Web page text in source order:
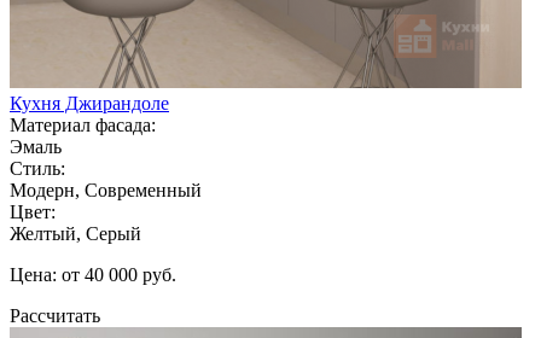
Кухня Джирандоле
Материал фасада:
Эмаль
Стиль:
Модерн, Современный
Цвет:
Желтый, Серый
Цена: от 40 000 руб.
Рассчитать